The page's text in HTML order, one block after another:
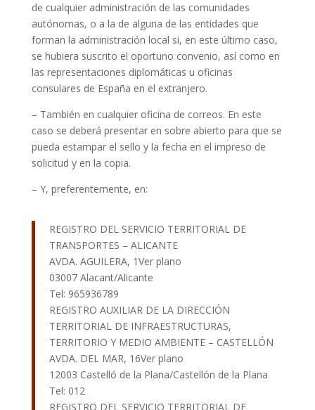
de cualquier administración de las comunidades
autónomas, o a la de alguna de las entidades que
forman la administración local si, en este último caso,
se hubiera suscrito el oportuno convenio, así como en
las representaciones diplomáticas u oficinas
consulares de España en el extranjero.
– También en cualquier oficina de correos. En este
caso se deberá presentar en sobre abierto para que se
pueda estampar el sello y la fecha en el impreso de
solicitud y en la copia.
– Y, preferentemente, en:
REGISTRO DEL SERVICIO TERRITORIAL DE
TRANSPORTES – ALICANTE
AVDA. AGUILERA, 1Ver plano
03007 Alacant/Alicante
Tel: 965936789
REGISTRO AUXILIAR DE LA DIRECCIÓN
TERRITORIAL DE INFRAESTRUCTURAS,
TERRITORIO Y MEDIO AMBIENTE – CASTELLÓN
AVDA. DEL MAR, 16Ver plano
12003 Castelló de la Plana/Castellón de la Plana
Tel: 012
REGISTRO DEL SERVICIO TERRITORIAL DE